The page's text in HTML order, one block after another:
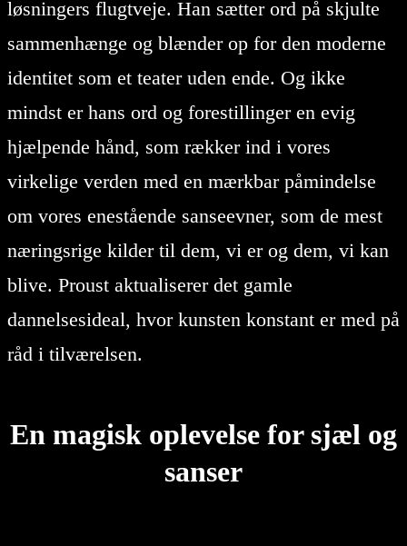
løsningers flugtveje. Han sætter ord på skjulte
sammenhænge og blænder op for den moderne
identitet som et teater uden ende. Og ikke
mindst er hans ord og forestillinger en evig
hjælpende hånd, som rækker ind i vores
virkelige verden med en mærkbar påmindelse
om vores enestående sanseevner, som de mest
næringsrige kilder til dem, vi er og dem, vi kan
blive. Proust aktualiserer det gamle
dannelsesideal, hvor kunsten konstant er med på
råd i tilværelsen.
En magisk oplevelse for sjæl og
sanser